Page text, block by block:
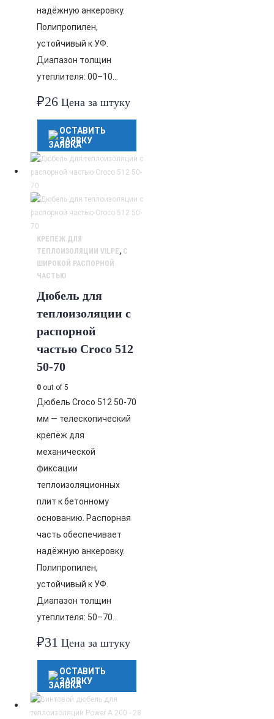
надёжную анкеровку.
Полипропилен,
устойчивый к УФ.
Диапазон толщин
утеплителя: 00–10…
₽26 Цена за штуку
ОСТАВИТЬ
ЗАЯВКУ
КРЕПЕЖ ДЛЯ
ТЕПЛОИЗОЛЯЦИИ VILPE, С
ШИРОКОЙ РАСПОРНОЙ
ЧАСТЬЮ
Дюбель для
теплоизоляции с
распорной
частью Croco 512
50-70
0 out of 5
Дюбель Croco 512 50-70
мм — телескопический
крепёж для
механической
фиксации
теплоизоляционных
плит к бетонному
основанию. Распорная
часть обеспечивает
надёжную анкеровку.
Полипропилен,
устойчивый к УФ.
Диапазон толщин
утеплителя: 50–70…
₽31 Цена за штуку
ОСТАВИТЬ
ЗАЯВКУ